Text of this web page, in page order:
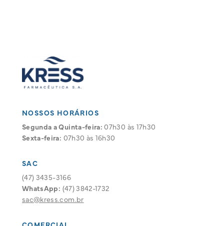
NOSSOS HORÁRIOS
Segunda a Quinta-feira: 07h30 às 17h30
Sexta-feira: 07h30 às 16h30
SAC
(47) 3435-3166
WhatsApp: (47) 3842-1732
sac@kress.com.br